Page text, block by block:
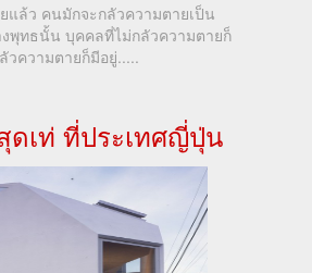
แล้ว คนมักจะกลัวความตายเป็น
พุทธนั้น บุคคลที่ไม่กลัวความตายก็
ความตายก็มีอยู่.....
เท่ ที่ประเทศญี่ปุ่น